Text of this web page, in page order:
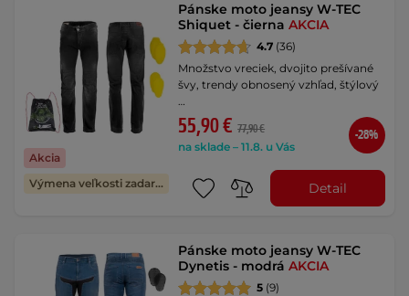
Akcia
Výmena veľkosti zadarmo
Pánske moto jeansy W-TEC
Shiquet - čiernaAKCIA
4.7 (36)
Množstvo vreciek, dvojito prešívané
švy, trendy obnosený vzhľad, štýlový
…
55,90 € 77,90 €
na sklade – 11.8. u Vás
-28%
Detail
Pánske moto jeansy W-TEC
Dynetis - modráAKCIA
5 (9)